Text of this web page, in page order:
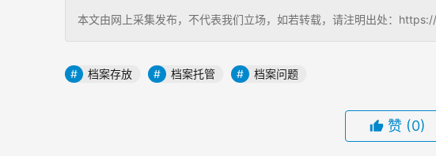
本文由网上采集发布，不代表我们立场，如若转载，请注明出处：
档案存放 档案托管 档案问题
赞 (0)